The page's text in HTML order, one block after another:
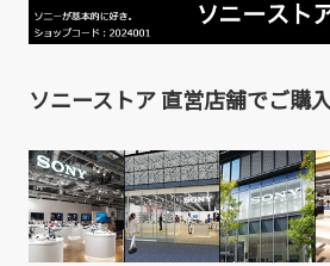
ソニーストア 直営店舗でご購